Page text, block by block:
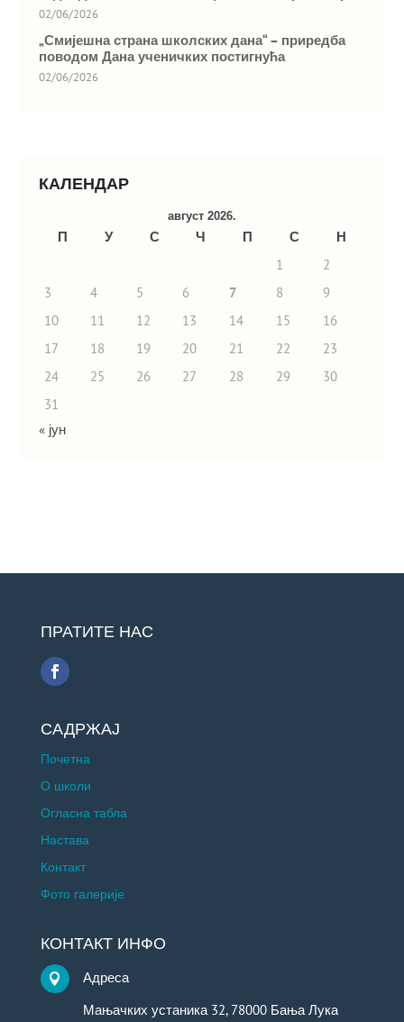
02/06/2026
„Смијешна страна школских дана“ – приредба
поводом Дана ученичких постигнућа
02/06/2026
КАЛЕНДАР
август 2026.
П У С Ч П С
Н
1
2
3
4 5 6 7 8
9
10
11 12 13 14 15
16
17
18 19 20 21 22
23
24
25 26 27 28 29
30
31
« јун
ПРАТИТЕ НАС
САДРЖАЈ
Почетна
О школи
Огласна табла
Настава
Контакт
Фото галерије
КОНТАКТ ИНФО
 Адреса
Мањачких устаника 32, 78000 Бања Лука